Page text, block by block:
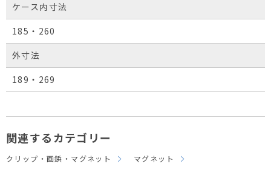
ケース内寸法
185・260
外寸法
189・269
関連するカテゴリー
クリップ・画鋲・マグネット マグネット